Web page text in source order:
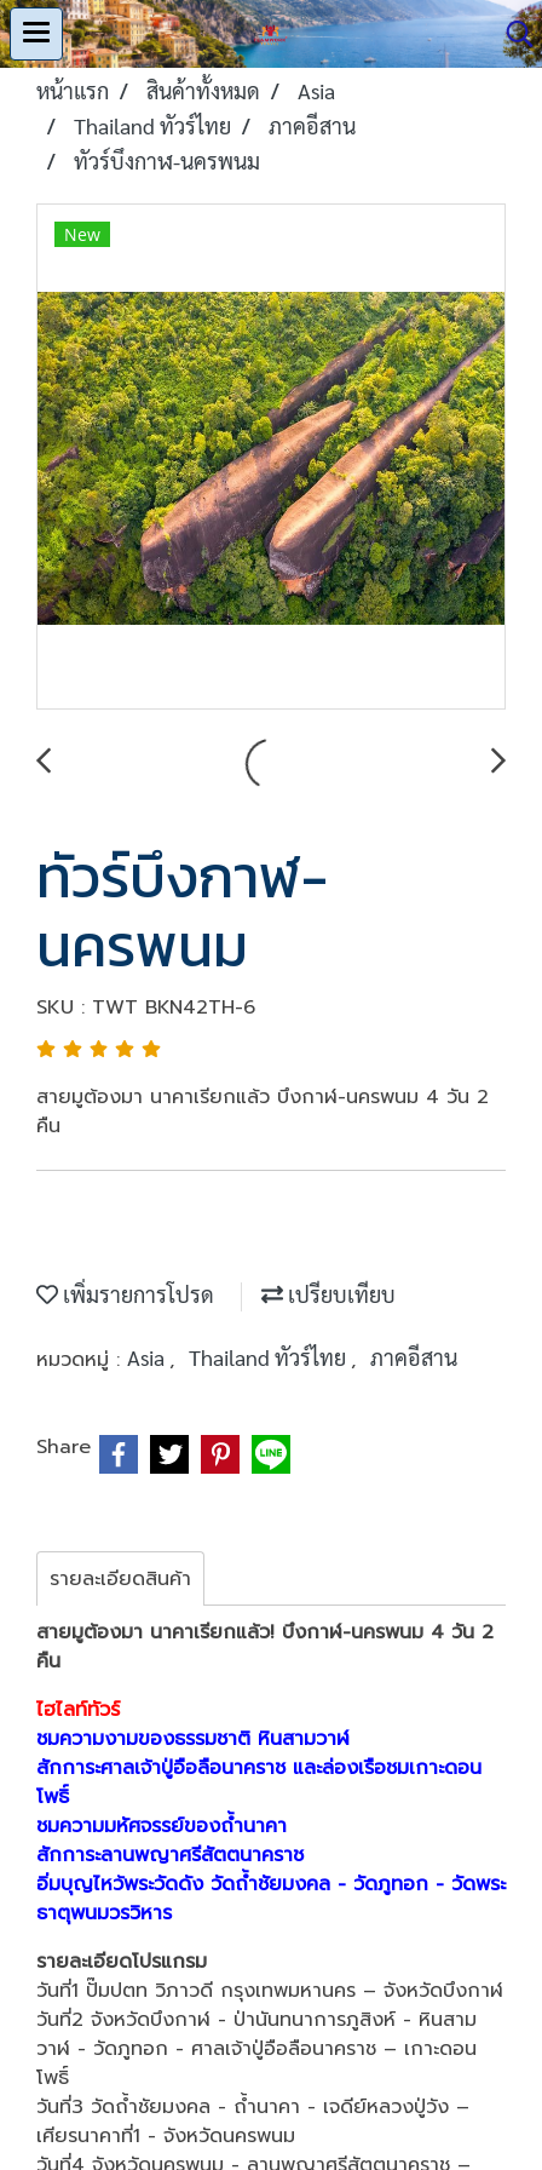
หน้าแรก สินค้าทั้งหมด
Asia
Thailand ทัวร์ไทย
ภาคอีสาน
ทัวร์บึงกาฬ-นครพนม
New
ทัวร์บึงกาฬ-
นครพนม
SKU : TWT BKN42TH-6
สายมูต้องมา นาคาเรียกแล้ว บึงกาฬ-นครพนม 4 วัน 2
คืน
เพิ่มรายการโปรด เปรียบเทียบ
หมวดหมู่ : Asia , Thailand ทัวร์ไทย , ภาคอีสาน
Share
รายละเอียดสินค้า
สายมูต้องมา นาคาเรียกแล้ว! บึงกาฬ-นครพนม 4 วัน 2
คืน
ไฮไลท์ทัวร์
ชมความงามของธรรมชาติ หินสามวาฬ
สักการะศาลเจ้าปู่อือลือนาคราช และล่องเรือชมเกาะดอน
โพธิ์
ชมความมหัศจรรย์ของถ้ำนาคา
สักการะลานพญาศรีสัตตนาคราช
อิ่มบุญไหว้พระวัดดัง วัดถ้ำชัยมงคล - วัดภูทอก - วัดพระ
ธาตุพนมวรวิหาร
รายละเอียดโปรแกรม
วันที่1 ปั๊มปตท วิภาวดี กรุงเทพมหานคร – จังหวัดบึงกาฬ
วันที่2 จังหวัดบึงกาฬ - ป่านันทนาการภูสิงห์ - หินสาม
วาฬ - วัดภูทอก - ศาลเจ้าปู่อือลือนาคราช – เกาะดอน
โพธิ์
วันที่3 วัดถ้ำชัยมงคล - ถ้ำนาคา - เจดีย์หลวงปู่วัง –
เศียรนาคาที่1 - จังหวัดนครพนม